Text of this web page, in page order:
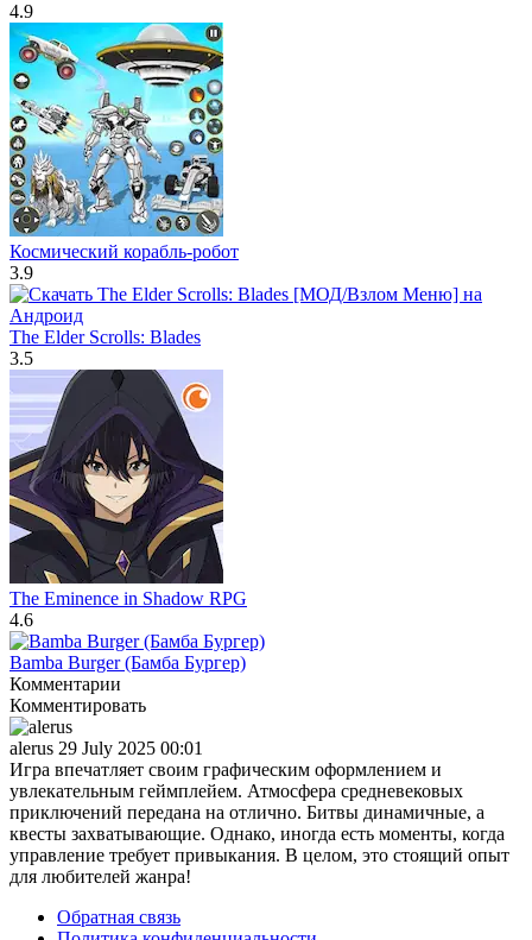
4.9
Космический корабль-робот
3.9
The Elder Scrolls: Blades
3.5
The Eminence in Shadow RPG
4.6
Bamba Burger (Бамба Бургер)
Комментарии
Комментировать
alerus 29 July 2025 00:01
Игра впечатляет своим графическим оформлением и
увлекательным геймплейем. Атмосфера средневековых
приключений передана на отлично. Битвы динамичные, а
квесты захватывающие. Однако, иногда есть моменты, когда
управление требует привыкания. В целом, это стоящий опыт
для любителей жанра!
Обратная связь